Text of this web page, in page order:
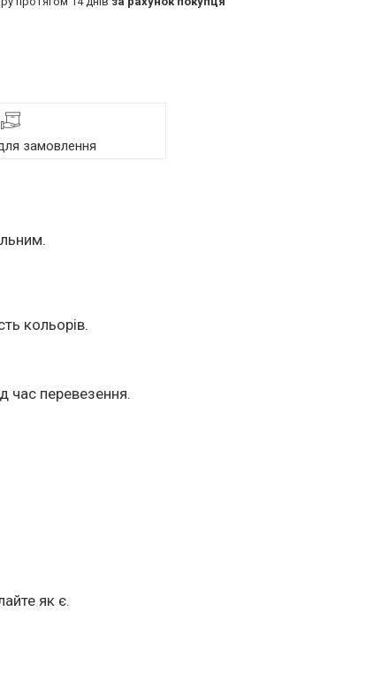
замовлення
кольорів.
час перевезення.
як є.